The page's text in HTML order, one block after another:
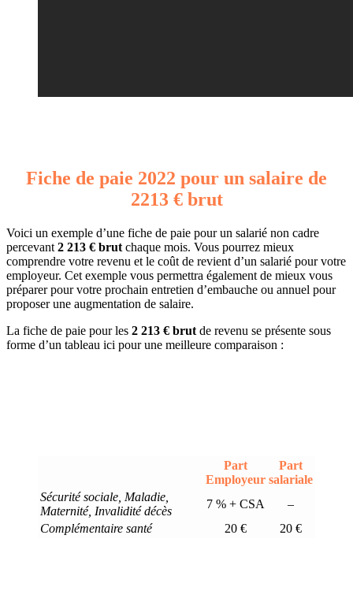
Fiche de paie 2022 pour un salaire de
2213 € brut
Voici un exemple d’une fiche de paie pour un salarié non cadre
percevant 2 213 € brut chaque mois. Vous pourrez mieux
comprendre votre revenu et le coût de revient d’un salarié pour votre
employeur. Cet exemple vous permettra également de mieux vous
préparer pour votre prochain entretien d’embauche ou annuel pour
proposer une augmentation de salaire.
La fiche de paie pour les 2 213 € brut de revenu se présente sous
forme d’un tableau ici pour une meilleure comparaison :
Part
Employeur
Part
salariale
Sécurité sociale, Maladie,
Maternité, Invalidité décès
7 % + CSA
–
Complémentaire santé
20 € 20 €